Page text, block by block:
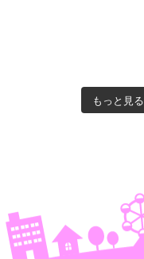
もっと見る